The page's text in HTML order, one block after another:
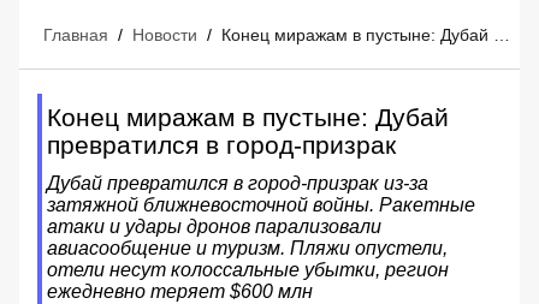
Главная / Новости / Конец миражам в пустыне: Дубай превратился в город-призрак
Конец миражам в пустыне: Дубай
превратился в город-призрак
Дубай превратился в город-призрак из-за
затяжной ближневосточной войны. Ракетные
атаки и удары дронов парализовали
авиасообщение и туризм. Пляжи опустели,
отели несут колоссальные убытки, регион
ежедневно теряет $600 млн